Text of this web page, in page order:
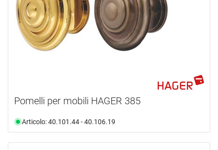
Pomelli per mobili HAGER 385
Articolo: 40.101.44 - 40.106.19